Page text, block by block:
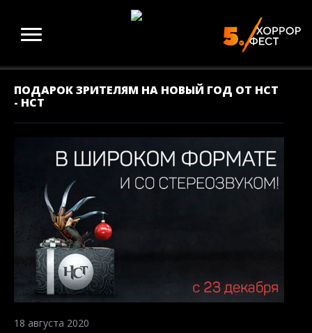
ПОДАРОК ЗРИТЕЛЯМ НА НОВЫЙ ГОД ОТ НСТ
- НСТ
18 августа 2020